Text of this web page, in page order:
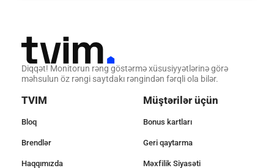
Diqqət! Monitorun rəng göstərmə xüsusiyyətlərinə görə
məhsulun öz rəngi saytdakı rəngindən fərqli ola bilər.
TVIM
Bloq
Brendlər
Haqqımızda
Müştərilər üçün
Bonus kartları
Geri qaytarma
Məxfilik Siyasəti